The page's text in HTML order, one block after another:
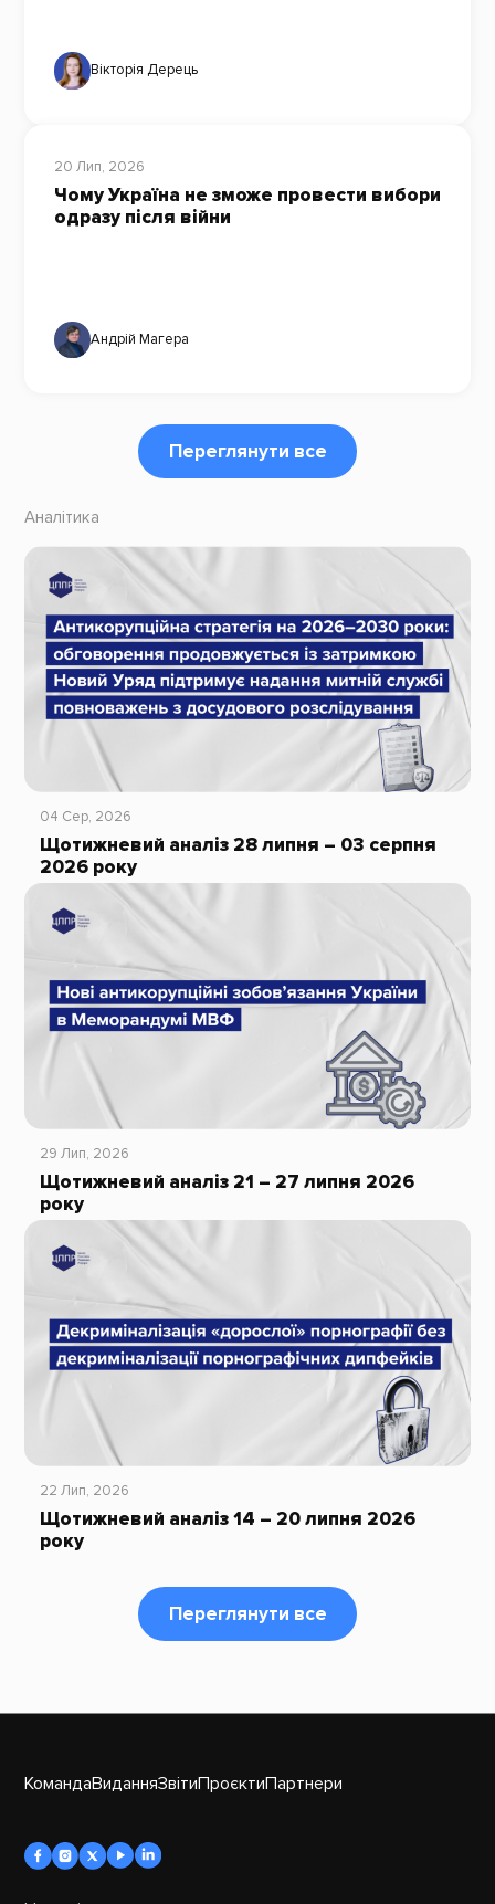
Вікторія Дерець
20 Лип, 2026
Чому Україна не зможе провести вибори
одразу після війни
Андрій Магера
Переглянути все
Аналітика
04 Сер, 2026
Щотижневий аналіз 28 липня – 03 серпня
2026 року
29 Лип, 2026
Щотижневий аналіз 21 – 27 липня 2026
року
22 Лип, 2026
Щотижневий аналіз 14 – 20 липня 2026
року
Переглянути все
КомандаВиданняЗвітиПроєктиПартнери